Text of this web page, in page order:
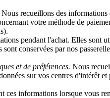
Nous recueillons des informations
votre méthode de
pendant l'achat. Elles sont
conservées par nos
et de préférences. Nous
sur vos centres d'intérêt
ces informations lorsque vous